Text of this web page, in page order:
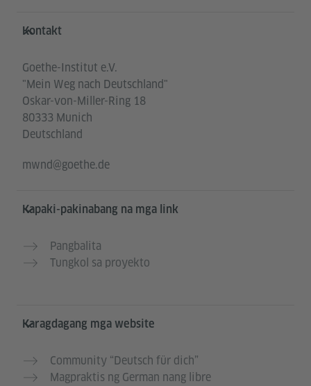
Service- und Informationsbereich
Kontakt
Goethe-Institut e.V.
"Mein Weg nach Deutschland"
Oskar-von-Miller-Ring 18
80333 Munich
Deutschland
mwnd@goethe.de
Kapaki-pakinabang na mga link
Pangbalita
Tungkol sa proyekto
Karagdagang mga website
Community “Deutsch für dich”
Magpraktis ng German nang libre